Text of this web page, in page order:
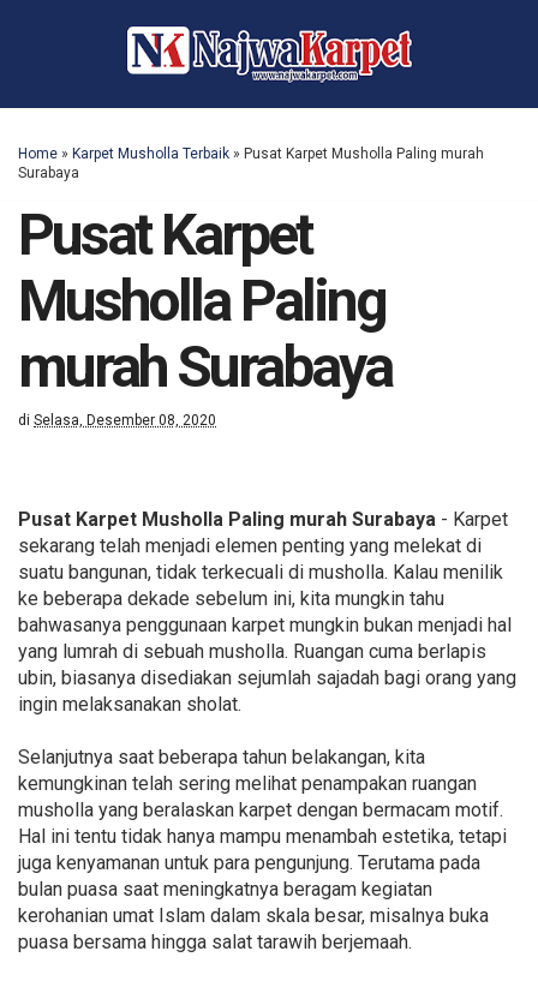
Home » Karpet Musholla Terbaik » Pusat Karpet Musholla Paling murah
Surabaya
Pusat Karpet
Musholla Paling
murah Surabaya
di Selasa, Desember 08, 2020
Pusat Karpet Musholla Paling murah Surabaya - Karpet
sekarang telah menjadi elemen penting yang melekat di
suatu bangunan, tidak terkecuali di musholla. Kalau menilik
ke beberapa dekade sebelum ini, kita mungkin tahu
bahwasanya penggunaan karpet mungkin bukan menjadi hal
yang lumrah di sebuah musholla. Ruangan cuma berlapis
ubin, biasanya disediakan sejumlah sajadah bagi orang yang
ingin melaksanakan sholat.
Selanjutnya saat beberapa tahun belakangan, kita
kemungkinan telah sering melihat penampakan ruangan
musholla yang beralaskan karpet dengan bermacam motif.
Hal ini tentu tidak hanya mampu menambah estetika, tetapi
juga kenyamanan untuk para pengunjung. Terutama pada
bulan puasa saat meningkatnya beragam kegiatan
kerohanian umat Islam dalam skala besar, misalnya buka
puasa bersama hingga salat tarawih berjemaah.